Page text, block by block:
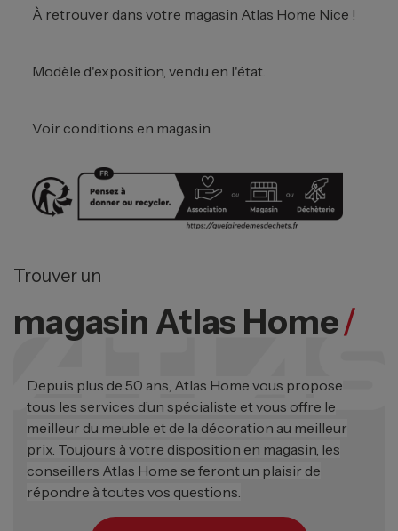
À retrouver dans votre magasin Atlas Home Nice !
Modèle d'exposition, vendu en l'état.
Voir conditions en magasin.
Trouver un
magasin Atlas Home/
Depuis plus de 50 ans, Atlas Home vous propose
tous les services d’un spécialiste et vous offre le
meilleur du meuble et de la décoration au meilleur
prix. Toujours à votre disposition en magasin, les
conseillers Atlas Home se feront un plaisir de
répondre à toutes vos questions.